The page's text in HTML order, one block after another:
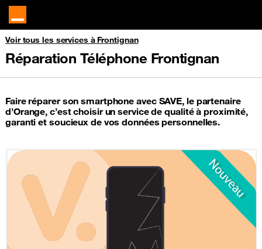
Voir tous les services à Frontignan
Réparation Téléphone Frontignan
Faire réparer son smartphone avec SAVE, le partenaire
d’Orange, c’est choisir un service de qualité à proximité,
garanti et soucieux de vos données personnelles.